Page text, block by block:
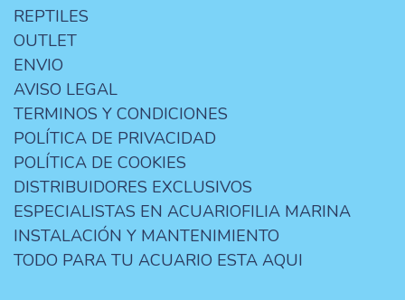
REPTILES
OUTLET
ENVIO
AVISO LEGAL
TERMINOS Y CONDICIONES
POLÍTICA DE PRIVACIDAD
POLÍTICA DE COOKIES
DISTRIBUIDORES EXCLUSIVOS
ESPECIALISTAS EN ACUARIOFILIA MARINA
INSTALACIÓN Y MANTENIMIENTO
TODO PARA TU ACUARIO ESTA AQUI